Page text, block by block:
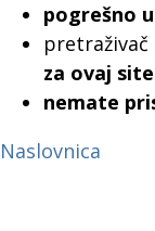
pogrešno
za ovaj site
nemate
Naslovnica